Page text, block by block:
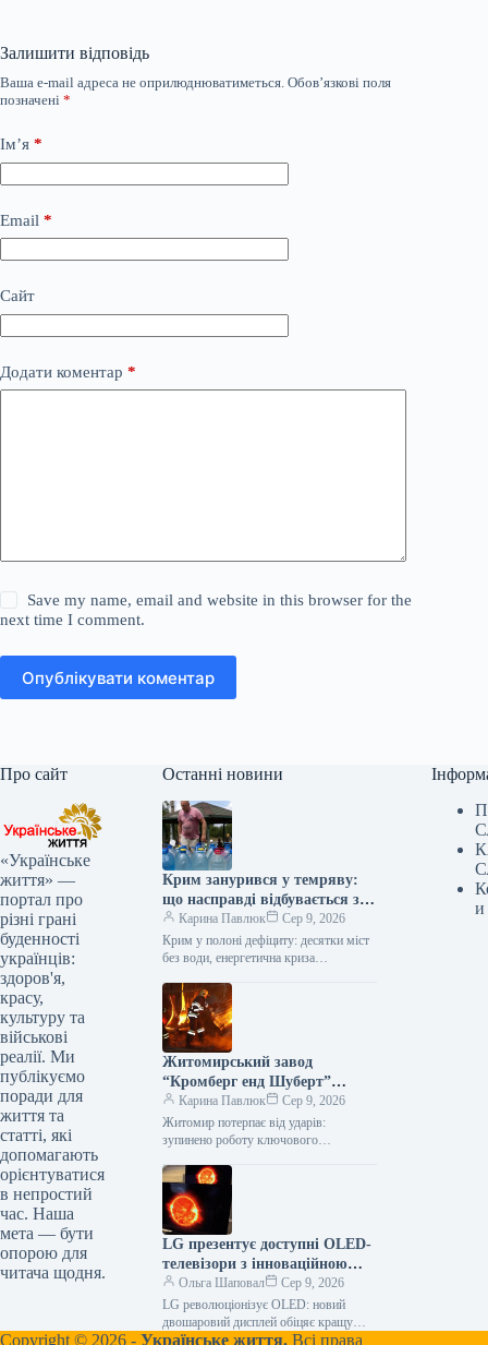
Залишити відповідь
Ваша e-mail адреса не оприлюднюватиметься. Обов’язкові поля
позначені *
Ім’я *
Email *
Сайт
Додати коментар *
Save my name, email and website in this browser for the
next time I comment.
Опублікувати коментар
Про сайт
«Українське
життя» —
портал про
різні грані
буденності
українців:
здоров'я,
красу,
культуру та
військові
реалії. Ми
публікуємо
поради для
життя та
статті, які
допомагають
орієнтуватися
в непростий
час. Наша
мета — бути
опорою для
читача щодня.
Останні новини
Крим занурився у темряву:
що насправді відбувається з
енерго- та водопостачанням
півострова
Карина Павлюк
Сер 9, 2026
Крим у полоні дефіциту: десятки міст
без води, енергетична криза
стикається з серйозними проблемами:
водопостачання припинено у…
Житомирський завод
“Кромберг енд Шуберт”
призупинив роботу: що
відомо
Карина Павлюк
Сер 9, 2026
Житомир потерпає від ударів:
зупинено роботу ключового
Внаслідок нічної атаки російських
військ значних руйнувань зазнало
підприємство…
LG презентує доступні OLED-
телевізори з інноваційною
технологією дисплеїв
Ольга Шаповал
Сер 9, 2026
LG революціонізує OLED: новий
двошаровий дисплей обіцяє кращу
картинку за менші гроші Компанія LG
и
Copyright © 2026 - Українське життя. Всі права